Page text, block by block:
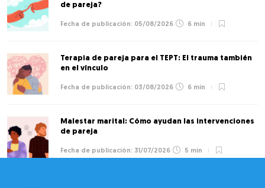
de pareja?
05/08/2026 6 min
Terapia de pareja para el TEPT: El trauma también
en el vínculo
03/08/2026 6 min
Malestar marital: Cómo ayudan las intervenciones
de pareja
31/07/2026 5 min